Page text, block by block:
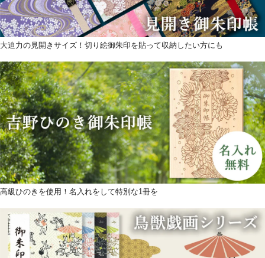
大迫力の見開きサイズ！切り絵御朱印を貼って収納したい方にも
高級ひのきを使用！名入れをして特別な1冊を